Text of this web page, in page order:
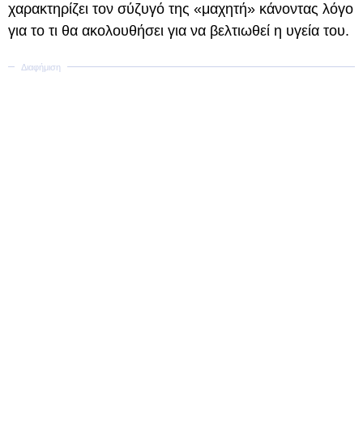
χαρακτηρίζει τον σύζυγό της «μαχητή» κάνοντας λόγο
για το τι θα ακολουθήσει για να βελτιωθεί η υγεία του.